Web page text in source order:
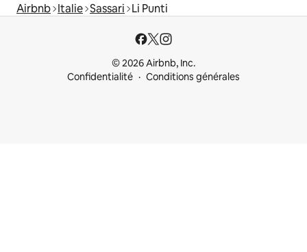
Airbnb Italie Sassari Li Punti
© 2026 Airbnb, Inc.
Confidentialité
Conditions générales